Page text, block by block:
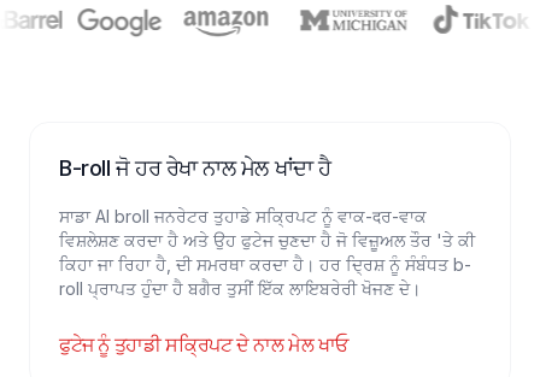
B-roll ਜੋ ਹਰ ਰੇਖਾ ਨਾਲ ਮੇਲ ਖਾਂਦਾ ਹੈ
ਸਾਡਾ AI broll ਜਨਰੇਟਰ ਤੁਹਾਡੇ ਸਕ੍ਰਿਪਟ ਨੂੰ ਵਾਕ-दਰ-ਵਾਕ
ਵਿਸ਼ਲੇਸ਼ਣ ਕਰਦਾ ਹੈ ਅਤੇ ਉਹ ਫੁਟੇਜ ਚੁਣਦਾ ਹੈ ਜੋ ਵਿਜ਼ੂਅਲ ਤੌਰ 'ਤੇ ਕੀ
ਕਿਹਾ ਜਾ ਰਿਹਾ ਹੈ, ਦੀ ਸਮਰਥਾ ਕਰਦਾ ਹੈ। ਹਰ ਦ੍ਰਿਸ਼ ਨੂੰ ਸੰਬੰਧਤ b-
roll ਪ੍ਰਾਪਤ ਹੁੰਦਾ ਹੈ ਬਗੈਰ ਤੁਸੀਂ ਇੱਕ ਲਾਇਬਰੇਰੀ ਖੋਜਣ ਦੇ।
ਫੁਟੇਜ ਨੂੰ ਤੁਹਾਡੀ ਸਕ੍ਰਿਪਟ ਦੇ ਨਾਲ ਮੇਲ ਖਾਓ